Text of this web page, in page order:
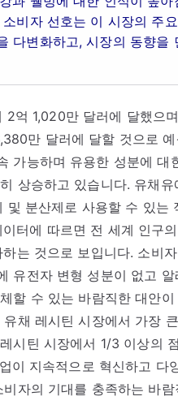
비자 선호는 이 시장의 주
다변화하고, 시장의 동향을
억 1,020만 달러에 달했으
만 달러에 달할 것으로 예
가능하며 유용한 성분에
상승하고 있습니다. 유채
분산제로 사용할 수 있는
터에 따르면 전 세계 인구
는 것으로 보입니다. 소비
유전자 변형 성분이 없고
할 수 있는 바람직한 대안
채 레시틴 시장에서 가장
시틴 시장에서 1/3 이상의
이 지속적으로 혁신하고 다
자의 기대를 충족하는 바